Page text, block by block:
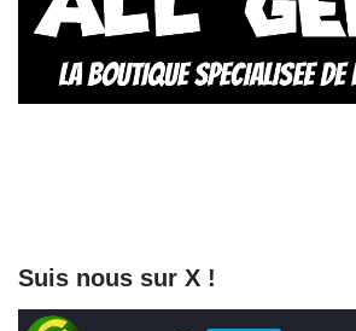
Suis nous sur X !